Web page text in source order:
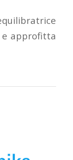
e approfitta